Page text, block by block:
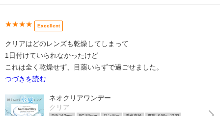
★★★★ Excellent
クリアはどのレンズも乾燥してしまって
1日付けていられなかったけど
これは全く乾燥せず、目薬いらずで過ごせました。
つづきを読む
ネオクリアワンデー
クリア